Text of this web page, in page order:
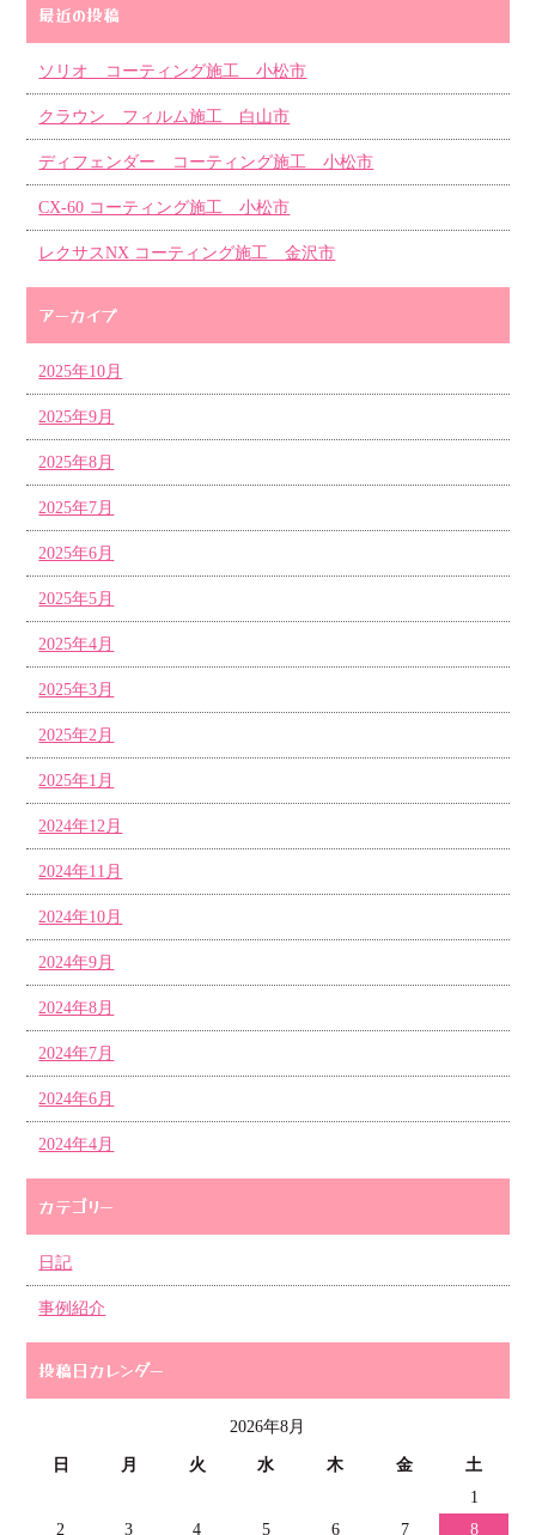
最近の投稿
ソリオ コーティング施工 小松市
クラウン フィルム施工 白山市
ディフェンダー コーティング施工 小松市
CX-60 コーティング施工 小松市
レクサスNX コーティング施工 金沢市
アーカイブ
2025年10月
2025年9月
2025年8月
2025年7月
2025年6月
2025年5月
2025年4月
2025年3月
2025年2月
2025年1月
2024年12月
2024年11月
2024年10月
2024年9月
2024年8月
2024年7月
2024年6月
2024年4月
カテゴリー
日記
事例紹介
投稿日カレンダー
2026年8月
日 月 火 水 木 金
土
1
2
3 4 5 6 7 8